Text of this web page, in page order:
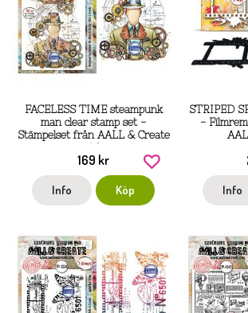
FACELESS TIME steampunk
man clear stamp set -
Stämpelset från AALL & Create
169 kr
Info Köp
STRIPED
-
Info